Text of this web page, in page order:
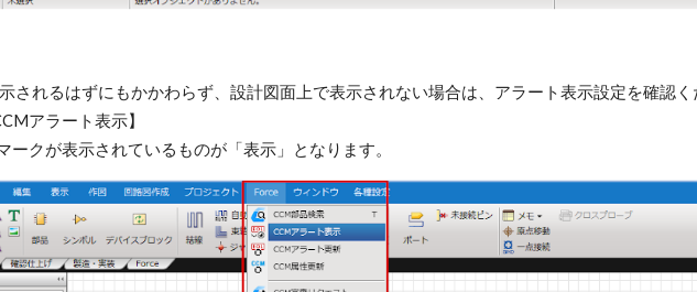
されるはずにもかかわらず、設計図面上で表示されない場合は、アラート表示設定を確認く
アラート表示】
ークが表示されているものが「表示」となります。